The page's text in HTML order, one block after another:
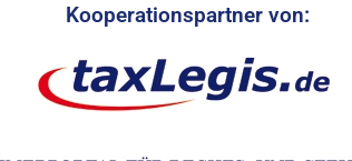
Kooperationspartner von: